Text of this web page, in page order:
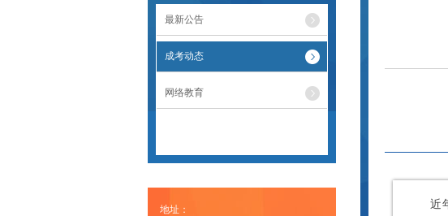
最新公告
成考动态
网络教育
地址：
近